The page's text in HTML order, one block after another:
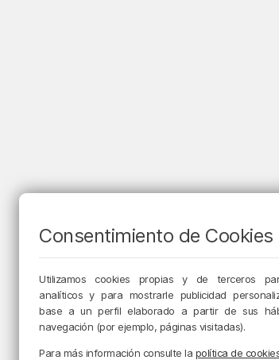
Consentimiento de Cookies
Utilizamos cookies propias y de terceros
analíticos y para mostrarle publicidad
base a un perfil elaborado a partir de sus
navegación (por ejemplo, páginas visitadas).
Para más información consulte la política de